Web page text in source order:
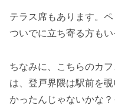
テラス席もあります。
ついでに立ち寄る方もい
ちなみに、こちらのカ
は、登戸界隈は駅前を
かったんじゃないかな？